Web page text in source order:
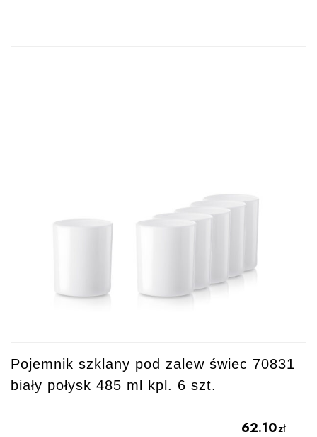
Pojemnik szklany pod zalew świec 70831
biały połysk 485 ml kpl. 6 szt.
62.10zł